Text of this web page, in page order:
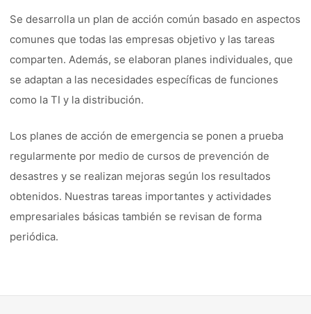
Se desarrolla un plan de acción común basado en aspectos
comunes que todas las empresas objetivo y las tareas
comparten. Además, se elaboran planes individuales, que
se adaptan a las necesidades específicas de funciones
como la TI y la distribución.
Los planes de acción de emergencia se ponen a prueba
regularmente por medio de cursos de prevención de
desastres y se realizan mejoras según los resultados
obtenidos. Nuestras tareas importantes y actividades
empresariales básicas también se revisan de forma
periódica.